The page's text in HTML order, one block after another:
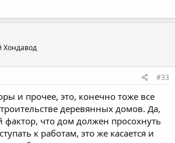
#33
и прочее, это, конечно тоже все
деревянных домов. Да,
что дом должен просохнуть
к работам, это же касается и